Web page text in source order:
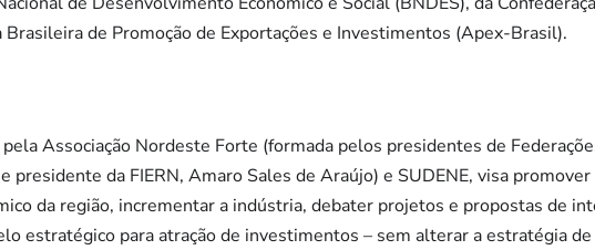
Brasileira de Promoção de Exportações e Investimentos (Apex-Brasil).
Associação Nordeste Forte (formada pelos presidentes de
presidente da FIERN, Amaro Sales de Araújo) e SUDENE, visa
da região, incrementar a indústria, debater projetos e propostas de
estratégico para atração de investimentos – sem alterar a estratégia